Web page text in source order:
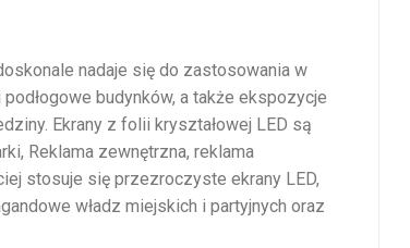
nadaje się do zastosowania w
budynków, a także ekspozycje
Ekrany z folii kryształowej LED są
Reklama zewnętrzna, reklama
stosuje się przezroczyste ekrany LED,
władz miejskich i partyjnych oraz